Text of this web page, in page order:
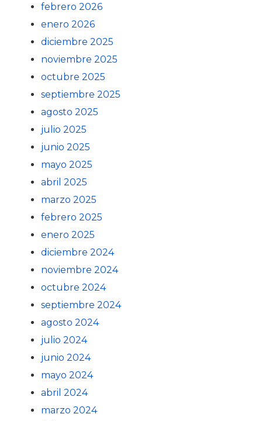
febrero 2026
enero 2026
diciembre 2025
noviembre 2025
octubre 2025
septiembre 2025
agosto 2025
julio 2025
junio 2025
mayo 2025
abril 2025
marzo 2025
febrero 2025
enero 2025
diciembre 2024
noviembre 2024
octubre 2024
septiembre 2024
agosto 2024
julio 2024
junio 2024
mayo 2024
abril 2024
marzo 2024